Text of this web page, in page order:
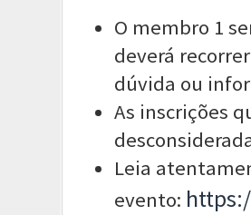
O membro 1
deverá
dúvida ou
As inscrições
Leia
evento: